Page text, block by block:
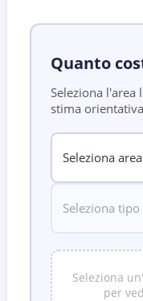
Quanto
Seleziona l'area
stima
Seleziona
per